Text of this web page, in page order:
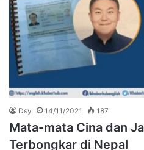
Dsy 14/11/2021 187
Mata-mata Cina dan
Terbongkar di Nepal